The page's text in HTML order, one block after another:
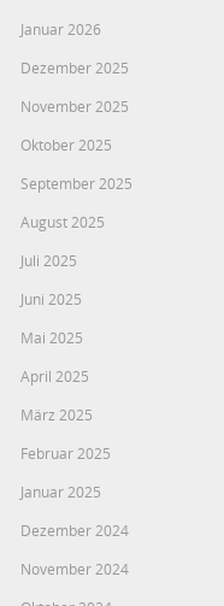
Januar 2026
Dezember 2025
November 2025
Oktober 2025
September 2025
August 2025
Juli 2025
Juni 2025
Mai 2025
April 2025
März 2025
Februar 2025
Januar 2025
Dezember 2024
November 2024